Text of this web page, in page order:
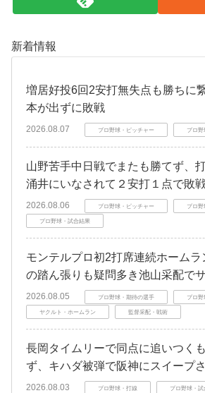
新着情報
増居好投6回2安打無失点も勝ちに
本が出ずに敗戦
2026.08.07 プロ野球・ピッチャー プロ
山野苦手中日戦でまたも勝てず、
涌井にいなされて２安打１点で敗
2026.08.06 プロ野球・ピッチャー プロ野
プロ野球・試合結果
モンテルプロ初2打席連続ホームラ
の踏ん張りも疑問多き池山采配で
2026.08.05 プロ野球・期待の選手 プロ
ヤクルト・ホームラン 監督采配・戦術
長岡タイムリーで同点に追いつく
ず、キハダ被弾で阪神にスイープ
2026.08.03 プロ野球・打線 プロ野球・試